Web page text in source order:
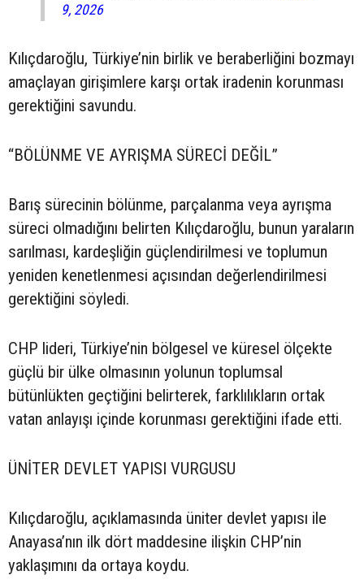
9, 2026
Kılıçdaroğlu, Türkiye’nin birlik ve beraberliğini bozmayı
amaçlayan girişimlere karşı ortak iradenin korunması
gerektiğini savundu.
“BÖLÜNME VE AYRIŞMA SÜRECİ DEĞİL”
Barış sürecinin bölünme, parçalanma veya ayrışma
süreci olmadığını belirten Kılıçdaroğlu, bunun yaraların
sarılması, kardeşliğin güçlendirilmesi ve toplumun
yeniden kenetlenmesi açısından değerlendirilmesi
gerektiğini söyledi.
CHP lideri, Türkiye’nin bölgesel ve küresel ölçekte
güçlü bir ülke olmasının yolunun toplumsal
bütünlükten geçtiğini belirterek, farklılıkların ortak
vatan anlayışı içinde korunması gerektiğini ifade etti.
ÜNİTER DEVLET YAPISI VURGUSU
Kılıçdaroğlu, açıklamasında üniter devlet yapısı ile
Anayasa’nın ilk dört maddesine ilişkin CHP’nin
yaklaşımını da ortaya koydu.